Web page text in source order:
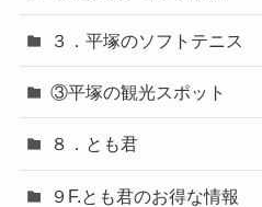
３．平塚のソフトテニス
③平塚の観光スポット
８．とも君
９F.とも君のお得な情報